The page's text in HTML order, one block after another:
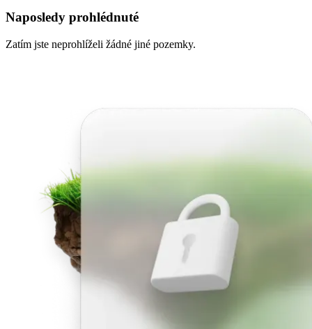
Naposledy prohlédnuté
Zatím jste neprohlíželi žádné jiné pozemky.